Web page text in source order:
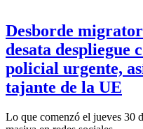
Desborde
desata
policial urgente,
tajante de la UE
Lo que comenzó el jueves 30